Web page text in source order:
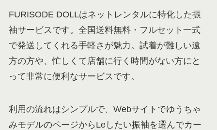
FURISODE DOLLはネットレンタルに特化した振
袖サービスです。全国送料無料・フルセット一式
で発送してくれる手軽さが魅力。試着が難しい遠
方の方や、忙しくて店舗に行く時間がない方にと
って非常に便利なサービスです。
利用の流れはシンプルで、Webサイトでゆうちゃ
みモデルのページからLeしたい振袖を選んでカー